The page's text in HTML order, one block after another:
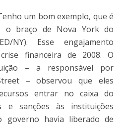
um bom exemplo, que é
o braço de Nova York do
NY). Esse engajamento
financeira de 2008. O
– a responsável por
– observou que eles
entrar no caixa do
e sanções às instituições
governo havia liberado de